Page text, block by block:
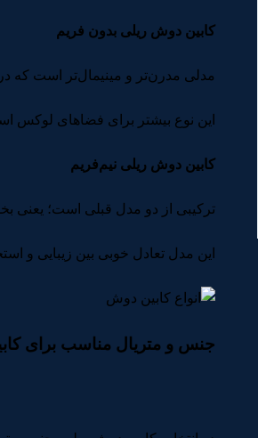
کابین دوش ریلی بدون فریم
مدلی مدرن‌تر و مینیمال‌تر است که
این نوع بیشتر برای فضاهای لوکس
کابین دوش ریلی نیم‌فریم
ترکیبی از دو مدل قبلی است؛
این مدل تعادل خوبی بین زیبایی و
جنس و متریال مناسب برای